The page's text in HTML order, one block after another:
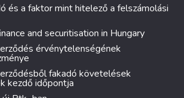
és a faktor mint hitelező a felszámolási
and securitisation in Hungary
érvénytelenségének
fakadó követelések
kezdő időpontja